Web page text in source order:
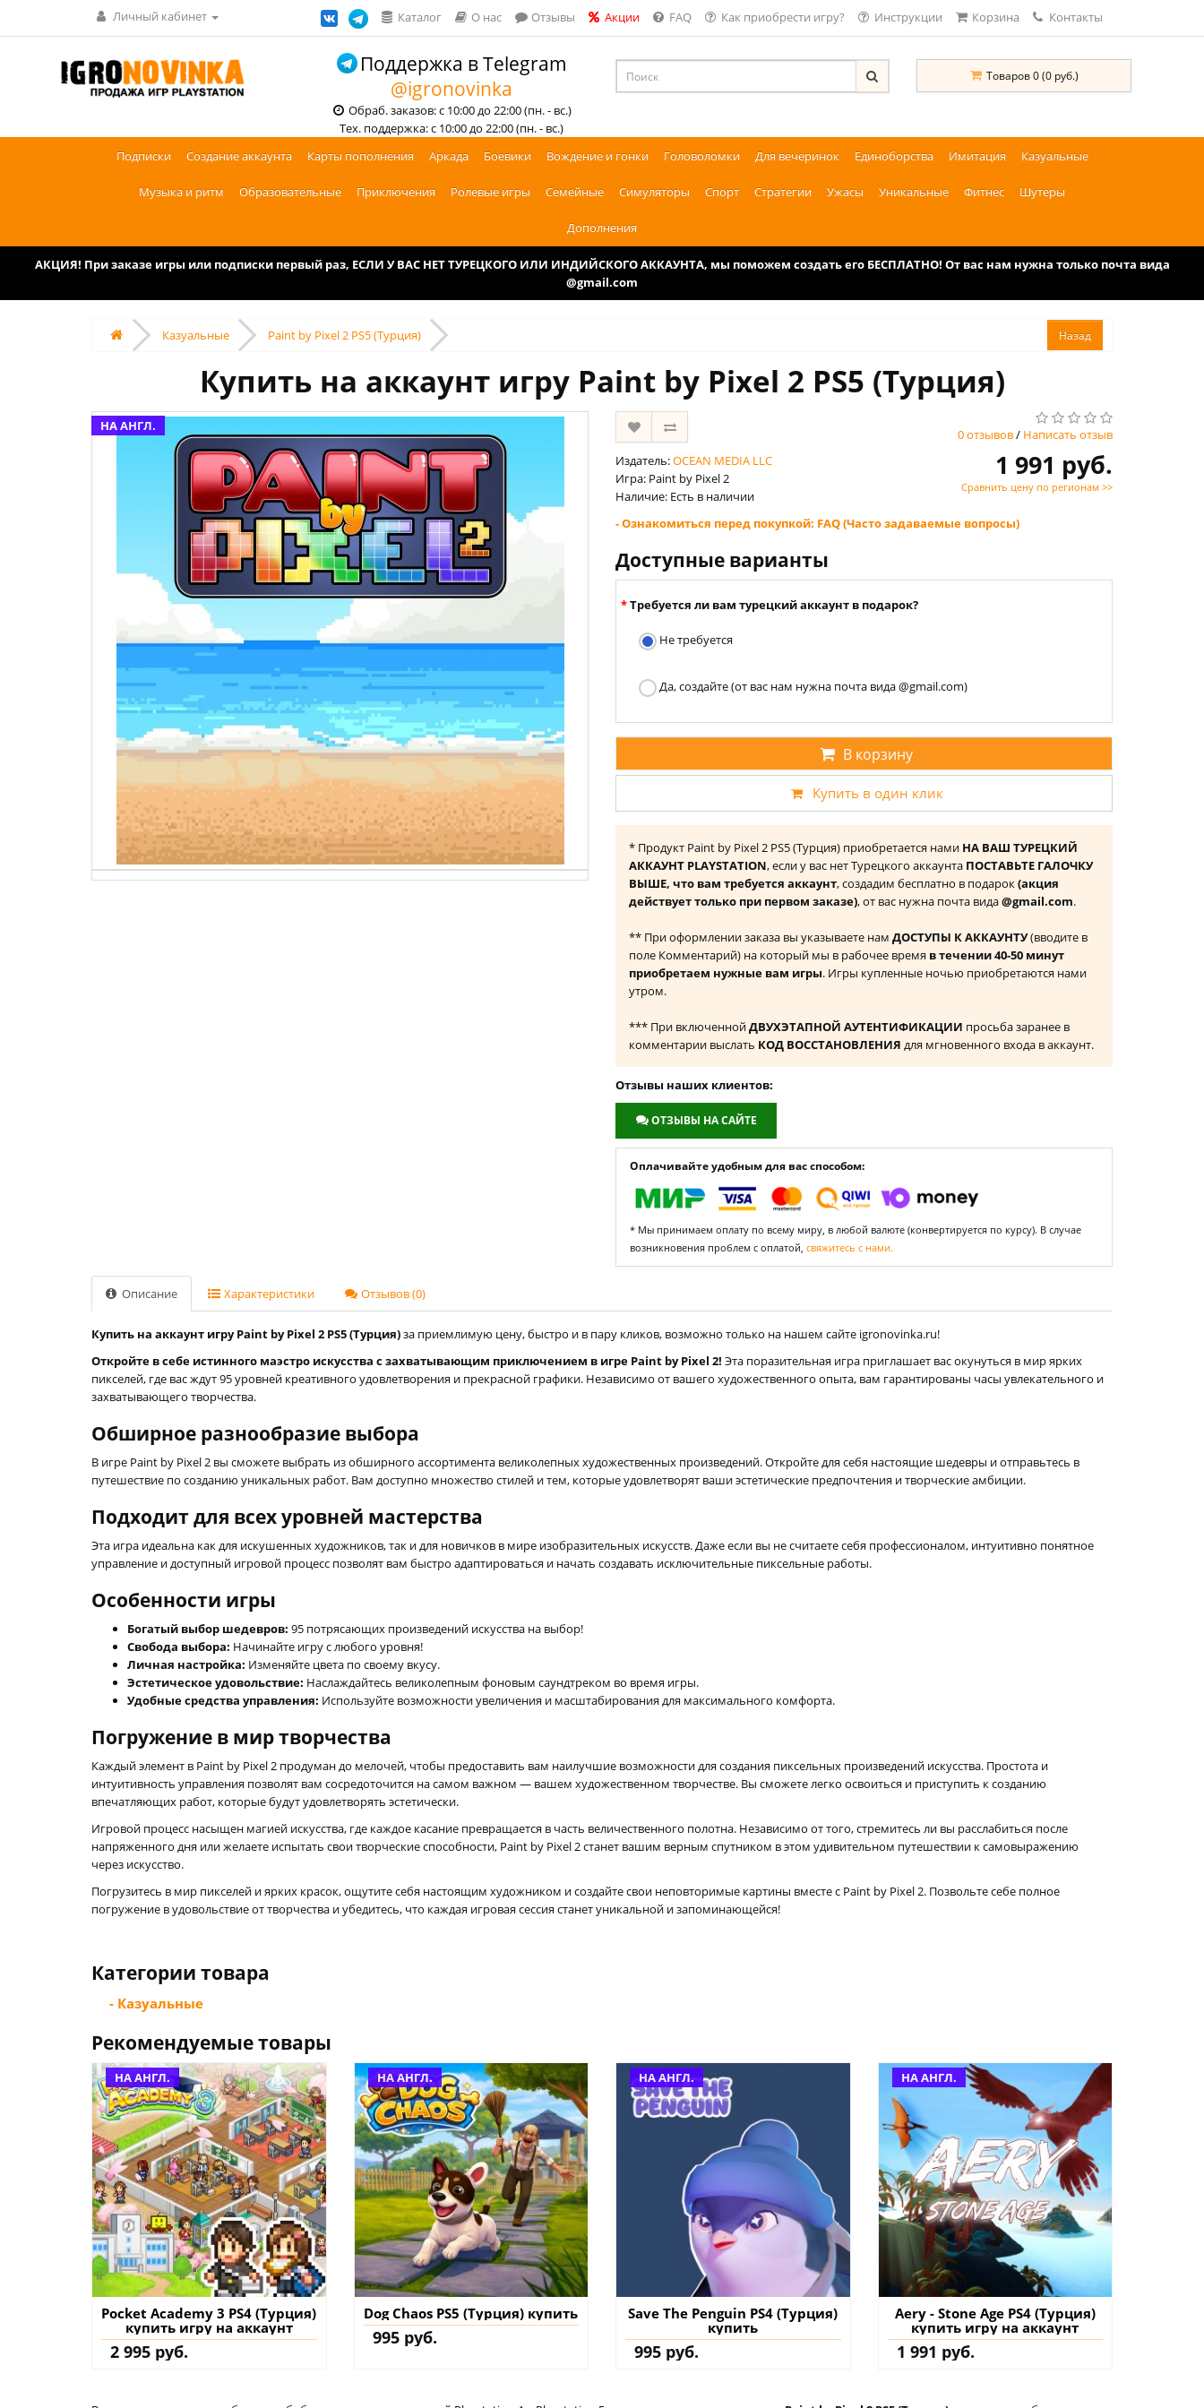
Личный кабинет Каталог О нас Отзывы Акции FAQ Как приобрести игру? Инструкции Корзина Контакты
Поддержка в Telegram
@igronovinka
Обраб. заказов: с 10:00 до 22:00 (пн. - вс.)
Тех. поддержка: с 10:00 до 22:00 (пн. - вс.)
Товаров 0 (0 руб.)
Подписки Создание аккаунта Карты пополнения Аркада Боевики Вождение и гонки Головоломки Для вечеринок Единоборства Имитация Казуальные
Музыка и ритм Образовательные Приключения Ролевые игры Семейные Симуляторы Спорт Стратегии Ужасы Уникальные Фитнес Шутеры
Дополнения
АКЦИЯ! При заказе игры или подписки первый раз, ЕСЛИ У ВАС НЕТ ТУРЕЦКОГО ИЛИ ИНДИЙСКОГО АККАУНТА, мы поможем создать его БЕСПЛАТНО! От вас нам нужна только почта вида
@gmail.com
Казуальные Paint by Pixel 2 PS5 (Турция)
Купить на аккаунт игру Paint by Pixel 2 PS5 (Турция)
НА АНГЛ.
0 отзывов/ Написать отзыв
Издатель:OCEAN MEDIA LLC
Игра: Paint by Pixel 2
Наличие: Есть в наличии
1 991 руб.
Сравнить цену по регионам >>
- Ознакомиться перед покупкой: FAQ (Часто задаваемые вопросы)
Доступные варианты
Требуется ли вам турецкий аккаунт в подарок?
Не требуется
Да, создайте (от вас нам нужна почта вида @gmail.com)
В корзину
Купить в один клик
* Продукт Paint by Pixel 2 PS5 (Турция) приобретается нами НА ВАШ ТУРЕЦКИЙ
АККАУНТ PLAYSTATION, если у вас нет Турецкого аккаунта ПОСТАВЬТЕ ГАЛОЧКУ
ВЫШЕ, что вам требуется аккаунт, создадим бесплатно в подарок(акция
действует только при первом заказе), от вас нужна почта вида@gmail.com.
** При оформлении заказа вы указываете нам ДОСТУПЫ К АККАУНТУ(вводите в
поле Комментарий) на который мы в рабочее время в течении 40-50 минут
приобретаем нужные вам игры. Игры купленные ночью приобретаются нами
утром.
*** При включеннойДВУХЭТАПНОЙ АУТЕНТИФИКАЦИИ просьба заранее в
комментарии выслать КОД ВОССТАНОВЛЕНИЯ для мгновенного входа в аккаунт.
Отзывы наших клиентов:
ОТЗЫВЫ НА САЙТЕ
Оплачивайте удобным для вас способом:
* Мы принимаем оплату по всему миру, в любой валюте (конвертируется по курсу). В случае
возникновения проблем с оплатой, свяжитесь с нами.
Описание Характеристики Отзывов (0)
Купить на аккаунт игру Paint by Pixel 2 PS5 (Турция)за приемлимую цену, быстро и в пару кликов, возможно только на нашем сайте igronovinka.ru!
Откройте в себе истинного маэстро искусства с захватывающим приключением в игре Paint by Pixel 2! Эта поразительная игра приглашает вас окунуться в мир ярких
пикселей, где вас ждут 95 уровней креативного удовлетворения и прекрасной графики. Независимо от вашего художественного опыта, вам гарантированы часы увлекательного и
захватывающего творчества.
Обширное разнообразие выбора
В игре Paint by Pixel 2 вы сможете выбрать из обширного ассортимента великолепных художественных произведений. Откройте для себя настоящие шедевры и отправьтесь в
путешествие по созданию уникальных работ. Вам доступно множество стилей и тем, которые удовлетворят ваши эстетические предпочтения и творческие амбиции.
Подходит для всех уровней мастерства
Эта игра идеальна как для искушенных художников, так и для новичков в мире изобразительных искусств. Даже если вы не считаете себя профессионалом, интуитивно понятное
управление и доступный игровой процесс позволят вам быстро адаптироваться и начать создавать исключительные пиксельные работы.
Особенности игры
Богатый выбор шедевров: 95 потрясающих произведений искусства на выбор!
Свобода выбора: Начинайте игру с любого уровня!
Личная настройка: Изменяйте цвета по своему вкусу.
Эстетическое удовольствие: Наслаждайтесь великолепным фоновым саундтреком во время игры.
Удобные средства управления: Используйте возможности увеличения и масштабирования для максимального комфорта.
Погружение в мир творчества
Каждый элемент в Paint by Pixel 2 продуман до мелочей, чтобы предоставить вам наилучшие возможности для создания пиксельных произведений искусства. Простота и
интуитивность управления позволят вам сосредоточится на самом важном — вашем художественном творчестве. Вы сможете легко освоиться и приступить к созданию
впечатляющих работ, которые будут удовлетворять эстетически.
Игровой процесс насыщен магией искусства, где каждое касание превращается в часть величественного полотна. Независимо от того, стремитесь ли вы расслабиться после
напряженного дня или желаете испытать свои творческие способности, Paint by Pixel 2 станет вашим верным спутником в этом удивительном путешествии к самовыражению
через искусство.
Погрузитесь в мир пикселей и ярких красок, ощутите себя настоящим художником и создайте свои неповторимые картины вместе с Paint by Pixel 2. Позвольте себе полное
погружение в удовольствие от творчества и убедитесь, что каждая игровая сессия станет уникальной и запоминающейся!
Категории товара
- Казуальные
Рекомендуемые товары
НА АНГЛ.
Pocket Academy 3 PS4 (Турция)
купить игру на аккаунт
2 995 руб.
НА АНГЛ.
Dog Chaos PS5 (Турция) купить
995 руб.
НА АНГЛ.
Save The Penguin PS4 (Турция)
купить
995 руб.
НА АНГЛ.
Aery - Stone Age PS4 (Турция)
купить игру на аккаунт
1 991 руб.